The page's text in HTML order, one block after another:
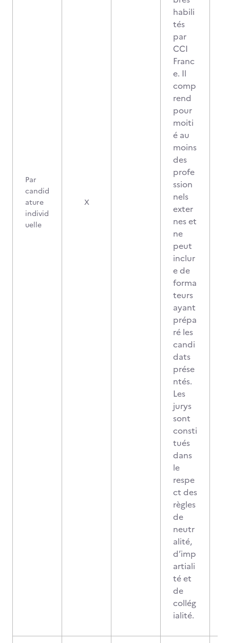
Par
candid
ature
individ
uelle
X
habili
tés
par
CCI
Franc
e. Il
comp
rend
pour
moiti
é au
moins
des
profe
ssion
nels
exter
nes et
ne
peut
inclur
e de
forma
teurs
ayant
prépa
ré les
candi
dats
prése
ntés.
Les
jurys
sont
consti
tués
dans
le
respe
ct des
règles
de
neutr
alité,
d’imp
artiali
té et
de
collég
ialité.